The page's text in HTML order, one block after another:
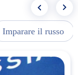
Imparare il russo